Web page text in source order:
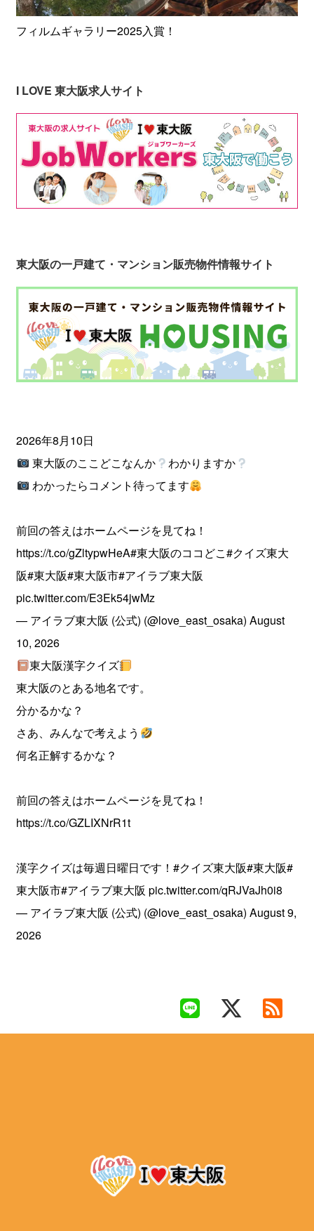
フィルムギャラリー2025入賞！
I LOVE 東大阪求人サイト
東大阪の一戸建て・マンション販売物件情報サイト
2026年8月10日
東大阪のここどこなんか
わかりますか
わかったらコメント待ってます
前回の答えはホームページを見てね！
https://t.co/gZltypwHeA#東大阪のココどこ#クイズ東大
阪#東大阪#東大阪市#アイラブ東大阪
pic.twitter.com/E3Ek54jwMz
— アイラブ東大阪 (公式) (@love_east_osaka)August
10, 2026
東大阪漢字クイズ
東大阪のとある地名です。
分かるかな？
さあ、みんなで考えよう
何名正解するかな？
前回の答えはホームページを見てね！
https://t.co/GZLIXNrR1t
漢字クイズは毎週日曜日です！#クイズ東大阪#東大阪#
東大阪市#アイラブ東大阪 pic.twitter.com/qRJVaJh0i8
— アイラブ東大阪 (公式) (@love_east_osaka)August 9,
2026